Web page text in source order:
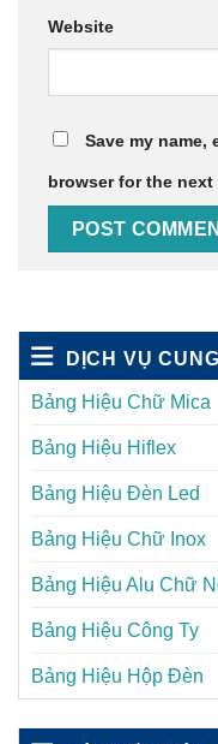
Website
Save my name,
browser for the next
DỊCH VỤ
Bảng Hiệu Chữ Mica
Bảng Hiệu Hiflex
Bảng Hiệu Đèn Led
Bảng Hiệu Chữ Inox
Bảng Hiệu Alu Chữ
Bảng Hiệu Công Ty
Bảng Hiệu Hộp Đèn